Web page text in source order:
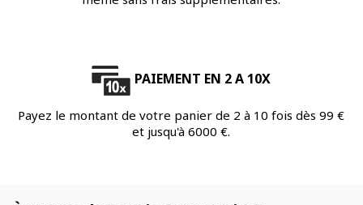
PAIEMENT EN 2 A 10X
Payez le montant de votre panier de 2 à 10 fois dès 99 €
et jusqu'à 6000 €.